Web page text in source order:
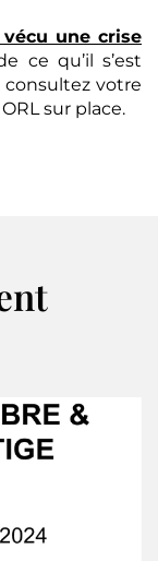
une crise
ce qu’il s’est
consultez votre
sur place.